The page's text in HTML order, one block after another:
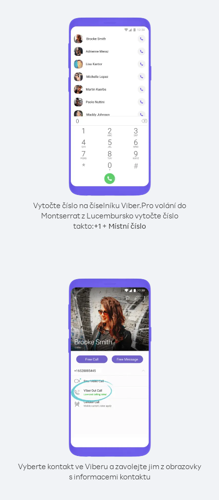
Vytočte číslo na číselníku Viber.Pro volání do
Montserrat z Lucembursko vytočte číslo
takto:+1+ Místní číslo
Vyberte kontakt ve Viberu a zavolejte jim z obrazovky
s informacemi kontaktu